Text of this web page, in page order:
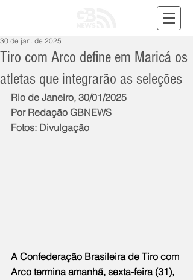
Tiro com Arco define em Maricá os
atletas que integrarão as seleções
30 de jan. de 2025
Rio de Janeiro, 30/01/2025
Por Redação GBNEWS
Fotos: Divulgação
A Confederação Brasileira de Tiro com
Arco termina amanhã, sexta-feira (31),